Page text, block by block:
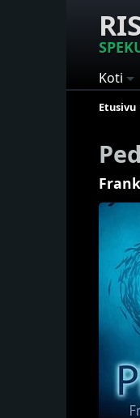
Koti
Etusivu